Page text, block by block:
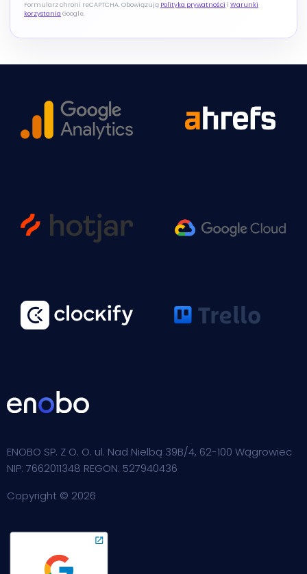
Formularz chroni reCAPTCHA. Obowiązują Polityka prywatności i Warunki
korzystania Google.
ENOBO SP. Z O. O. ul. Nad Nielbą 39B/4, 62-100 Wągrowiec
NIP: 7662011348 REGON: 527940436
Copyright © 2026